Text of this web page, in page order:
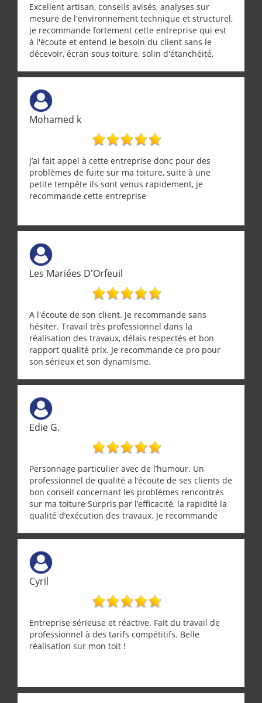
Excellent artisan, conseils avisés, analyses sur
mesure de l'environnement technique et structurel,
je recommande fortement cette entreprise qui est
à l'écoute et entend le besoin du client sans le
décevoir, écran sous toiture, solin d'étanchéité,
récupérateur d'eau, tout a été parfaitement mis en
œuvre sans besoin d'y revenir. confiance assurée.
Mohamed k
J’ai fait appel à cette entreprise donc pour des
problèmes de fuite sur ma toiture, suite à une
petite tempête ils sont venus rapidement, je
recommande cette entreprise
Les Mariées D'Orfeuil
A l'écoute de son client. Je recommande sans
hésiter. Travail très professionnel dans la
réalisation des travaux, délais respectés et bon
rapport qualité prix. Je recommande ce pro pour
son sérieux et son dynamisme.
Edie G.
Personnage particulier avec de l’humour. Un
professionnel de qualité a l’écoute de ses clients de
bon conseil concernant les problèmes rencontrés
sur ma toiture Surpris par l’efficacité, la rapidité la
qualité d’exécution des travaux. Je recommande
Cyril
Entreprise sérieuse et réactive. Fait du travail de
professionnel à des tarifs compétitifs. Belle
réalisation sur mon toit !